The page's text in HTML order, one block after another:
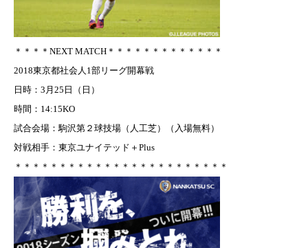
＊＊＊＊NEXT MATCH＊＊＊＊＊＊＊＊＊＊＊＊＊
2018東京都社会人1部リーグ開幕戦
日時：3月25日（日）
時間：14:15KO
試合会場：駒沢第２球技場（人工芝）（入場無料）
対戦相手：東京ユナイテッド＋Plus
＊＊＊＊＊＊＊＊＊＊＊＊＊＊＊＊＊＊＊＊＊＊＊＊